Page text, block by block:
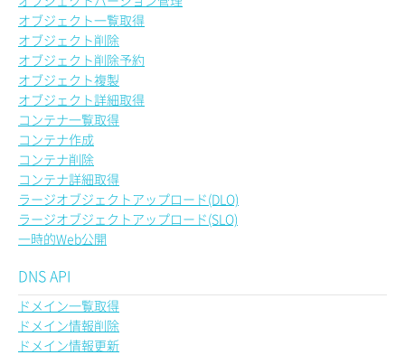
オブジェクト一覧取得
オブジェクト削除
オブジェクト削除予約
オブジェクト複製
オブジェクト詳細取得
コンテナ一覧取得
コンテナ作成
コンテナ削除
コンテナ詳細取得
ラージオブジェクトアップロード(DLO)
ラージオブジェクトアップロード(SLO)
一時的Web公開
DNS API
ドメイン一覧取得
ドメイン情報削除
ドメイン情報更新